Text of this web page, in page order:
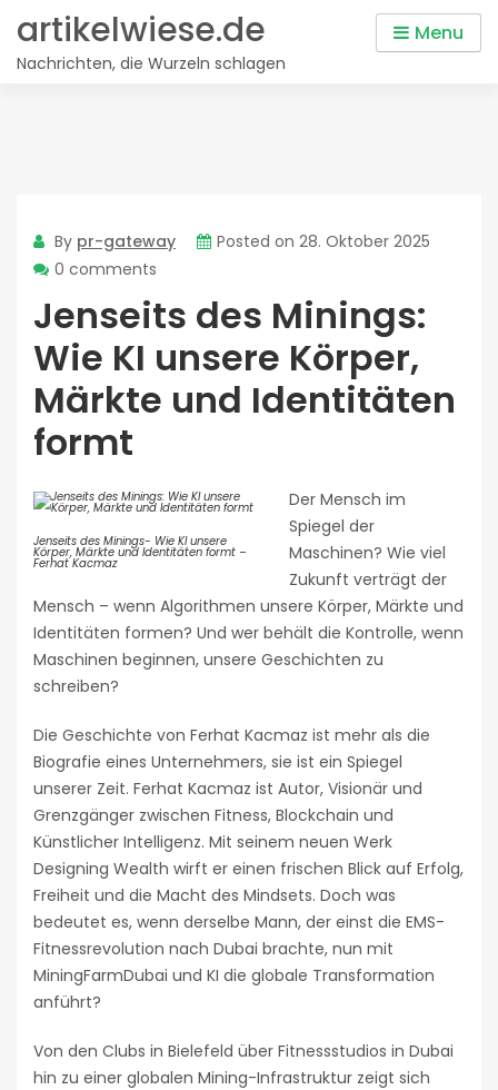
content
artikelwiese.de
Nachrichten, die Wurzeln schlagen
Menu
By pr-gateway Posted on 28. Oktober 2025
0 comments
Jenseits des Minings:
Wie KI unsere Körper,
Märkte und Identitäten
formt
Jenseits des Minings- Wie KI unsere
Körper, Märkte und Identitäten formt –
Ferhat Kacmaz
Der Mensch im
Spiegel der
Maschinen? Wie viel
Zukunft verträgt der
Mensch – wenn Algorithmen unsere Körper, Märkte und
Identitäten formen? Und wer behält die Kontrolle, wenn
Maschinen beginnen, unsere Geschichten zu
schreiben?
Die Geschichte von Ferhat Kacmaz ist mehr als die
Biografie eines Unternehmers, sie ist ein Spiegel
unserer Zeit. Ferhat Kacmaz ist Autor, Visionär und
Grenzgänger zwischen Fitness, Blockchain und
Künstlicher Intelligenz. Mit seinem neuen Werk
Designing Wealth wirft er einen frischen Blick auf Erfolg,
Freiheit und die Macht des Mindsets. Doch was
bedeutet es, wenn derselbe Mann, der einst die EMS-
Fitnessrevolution nach Dubai brachte, nun mit
MiningFarmDubai und KI die globale Transformation
anführt?
Von den Clubs in Bielefeld über Fitnessstudios in Dubai
hin zu einer globalen Mining-Infrastruktur zeigt sich